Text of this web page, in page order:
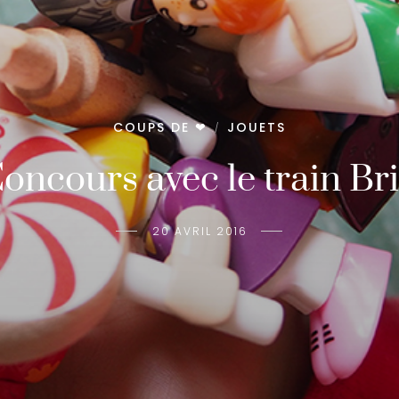
COUPS DE ❤ / JOUETS
avec le train
20 AVRIL 2016